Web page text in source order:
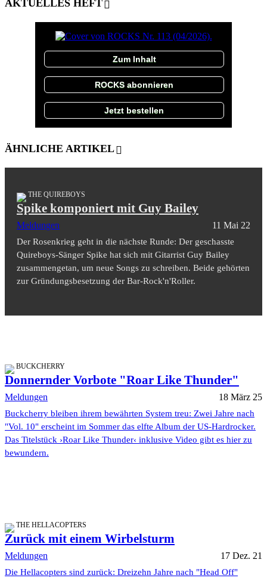
AKTUELLES HEFT
Zum Inhalt
ROCKS abonnieren
Jetzt bestellen
ÄHNLICHE ARTIKEL
THE QUIREBOYS
Spike komponiert mit Guy Bailey
Meldungen 11 Mai 22
Der Rosenkrieg geht in die nächste Runde: Der geschasste
Quireboys-Sänger Spike hat sich mit Gitarrist Guy Bailey
zusammengetan, um neue Songs zu schreiben. Beide gehörten
zur Gründungsbesetzung der Bar-Rock'n'Roller.
BUCKCHERRY
Donnernder Vorbote "Roar Like Thunder"
Meldungen 18 März 25
Buckcherry bleiben ihrem bewährten System treu: Zwei Jahre nach
"Vol. 10" erscheint im Sommer das elfte Album der US-Hardrocker.
Das Titelstück ›Roar Like Thunder‹ inklusive Video gibt es hier zu
bewundern.
THE HELLACOPTERS
Zurück mit einem Wirbelsturm
Meldungen 17 Dez. 21
Die Hellacopters sind zurück: Dreizehn Jahre nach "Head Off"